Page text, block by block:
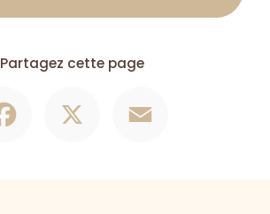
Partagez cette page